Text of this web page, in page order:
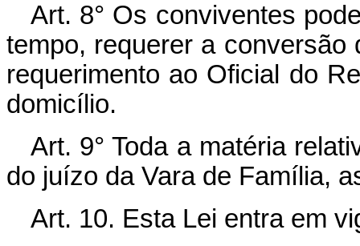
Art. 8° Os conviventes
tempo, requerer a
requerimento ao Oficial do
domicílio.
Art. 9° Toda a matéria
do juízo da Vara de Família,
Art. 10. Esta Lei entra em